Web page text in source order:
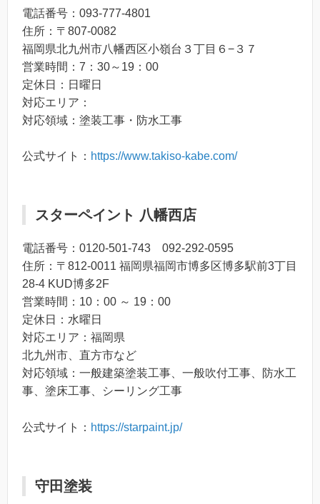
電話番号：093-777-4801
住所：〒807-0082
福岡県北九州市八幡西区小嶺台３丁目６−３７
営業時間：7：30～19：00
定休日：日曜日
対応エリア：
対応領域：塗装工事・防水工事
公式サイト： https://www.takiso-kabe.com/
スターペイント 八幡西店
電話番号：0120-501-743 092-292-0595
住所：〒812-0011 福岡県福岡市博多区博多駅前3丁目
28-4 KUD博多2F
営業時間：10：00 ～ 19：00
定休日：水曜日
対応エリア：福岡県
北九州市、直方市など
対応領域：一般建築塗装工事、一般吹付工事、防水工
事、塗床工事、シーリング工事
公式サイト： https://starpaint.jp/
守田塗装